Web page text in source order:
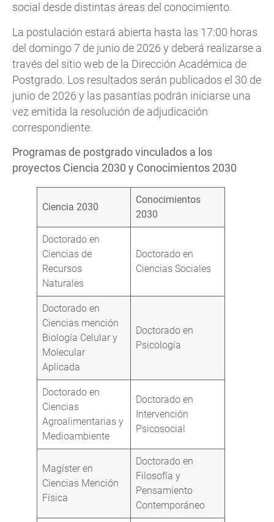
social desde distintas áreas del conocimiento.
La postulación estará abierta hasta las 17:00 horas
del domingo 7 de junio de 2026 y deberá realizarse a
través del sitio web de la Dirección Académica de
Postgrado. Los resultados serán publicados el 30 de
junio de 2026 y las pasantías podrán iniciarse una
vez emitida la resolución de adjudicación
correspondiente.
Programas de postgrado vinculados a los
proyectos Ciencia 2030 y Conocimientos 2030
Ciencia 2030
Conocimientos
2030
Doctorado en
Ciencias de
Recursos
Naturales
Doctorado en
Ciencias Sociales
Doctorado en
Ciencias mención
Biología Celular y
Molecular
Aplicada
Doctorado en
Psicología
Doctorado en
Ciencias
Agroalimentarias y
Medioambiente
Doctorado en
Intervención
Psicosocial
Magíster en
Ciencias Mención
Física
Doctorado en
Filosofía y
Pensamiento
Contemporáneo